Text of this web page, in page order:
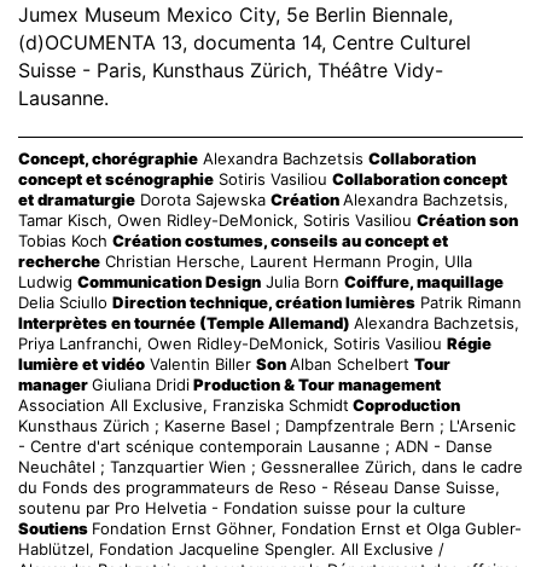
Jumex Museum Mexico City, 5e Berlin Biennale,
(d)OCUMENTA 13, documenta 14, Centre Culturel
Suisse - Paris, Kunsthaus Zürich, Théâtre Vidy-
Lausanne.
Concept, chorégraphie Alexandra Bachzetsis Collaboration
concept et scénographie Sotiris Vasiliou Collaboration concept
et dramaturgie Dorota Sajewska CréationAlexandra Bachzetsis,
Tamar Kisch, Owen Ridley-DeMonick, Sotiris Vasiliou Création son
Tobias Koch Création costumes, conseils au concept et
recherche Christian Hersche, Laurent Hermann Progin, Ulla
Ludwig Communication Design Julia Born Coiffure, maquillage
Delia Sciullo Direction technique, création lumières Patrik Rimann
Interprètes en tournée (Temple Allemand) Alexandra Bachzetsis,
Priya Lanfranchi, Owen Ridley-DeMonick, Sotiris Vasiliou Régie
lumière et vidéo Valentin Biller SonAlban Schelbert Tour
managerGiuliana DridiProduction & Tour management
Association All Exclusive, Franziska Schmidt Coproduction
Kunsthaus Zürich ; Kaserne Basel ; Dampfzentrale Bern ; L'Arsenic
- Centre d'art scénique contemporain Lausanne ; ADN - Danse
Neuchâtel ; Tanzquartier Wien ; Gessnerallee Zürich, dans le cadre
du Fonds des programmateurs de Reso - Réseau Danse Suisse,
soutenu par Pro Helvetia - Fondation suisse pour la culture
Soutiens Fondation Ernst Göhner, Fondation Ernst et Olga Gubler-
Hablützel, Fondation Jacqueline Spengler. All Exclusive /